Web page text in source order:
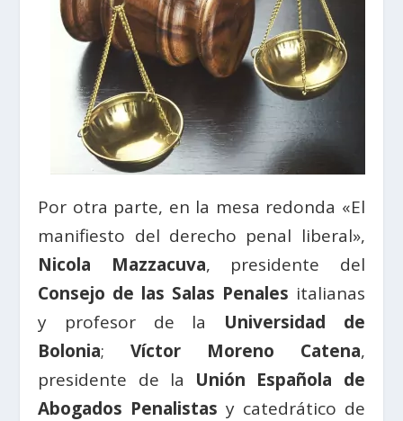
Por otra parte, en la mesa redonda «El
manifiesto del derecho penal liberal»,
Nicola Mazzacuva, presidente del
Consejo de las Salas Penales italianas
y profesor de la Universidad de
Bolonia;Víctor Moreno Catena,
presidente de la Unión Española de
Abogados Penalistas y catedrático de